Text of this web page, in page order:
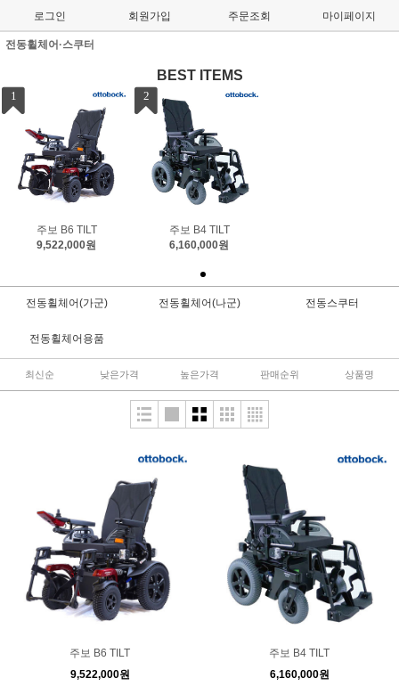
로그인 회원가입 주문조회 마이페이지
전동휠체어·스쿠터
BEST ITEMS
1
주보 B6 TILT
9,522,000원
2
주보 B4 TILT
6,160,000원
전동휠체어(가군) 전동휠체어(나군) 전동스쿠터
전동휠체어용품
최신순 낮은가격 높은가격 판매순위 상품명
주보 B6 TILT
9,522,000원
주보 B4 TILT
6,160,000원